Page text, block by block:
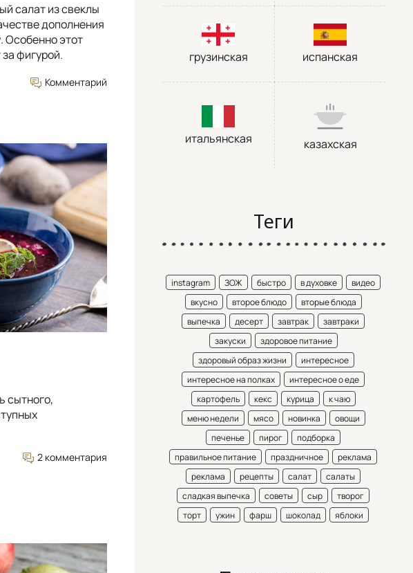
салат из свеклы
дополнения
Особенно этот
фигурой.
Комментарий
сытного,
2 комментария
грузинская испанская
итальянская казахская
Теги
instagram ЗОЖ быстро в духовке
видео
вкусно
второе блюдо
вторые блюда
выпечка
десерт завтрак
завтраки
закуски
здоровое питание
здоровый образ жизни
интересное
интересное на полках
интересное о еде
картофель
кекс курица
к чаю
меню недели
мясо новинка
овощи
печенье
пирог
подборка
правильное питание
праздничное
реклама
реклама
рецепты салат
салаты
сладкая выпечка
советы сыр
творог
торт
ужин фарш шоколад яблоки